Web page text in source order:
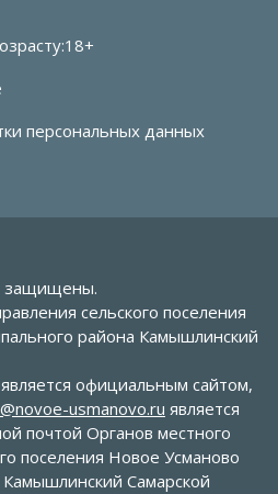
персональных данных
защищены.
сельского поселения
района Камышлинский
является официальным сайтом,
usmanovo.ru является
почтой Органов местного
поселения Новое Усманово
Самарской